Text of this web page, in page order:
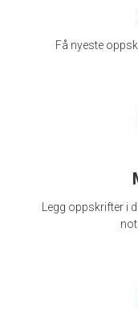
Få nyeste
Legg oppskrifter i